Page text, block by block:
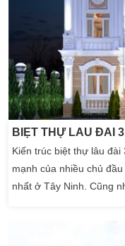
BIỆT THỰ LÂU ĐÀI
Kiến trúc biệt thự lâu
mạnh của nhiều chủ
nhất ở Tây Ninh. Cũng
biệt thự luôn được triển
khắc nghiệt tại Việt